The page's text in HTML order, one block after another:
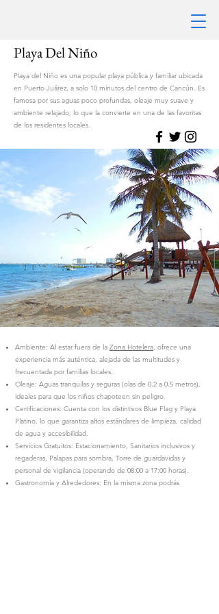
Playa Del Niño
Playa del Niño es una popular playa pública y familiar ubicada
en Puerto Juárez, a solo 10 minutos del centro de Cancún. Es
famosa por sus aguas poco profundas, oleaje muy suave y
ambiente relajado, lo que la convierte en una de las favoritas
de los residentes locales.
Ambiente: Al estar fuera de la Zona Hotelera, ofrece una
experiencia más auténtica, alejada de las multitudes y
frecuentada por familias locales.
Oleaje: Aguas tranquilas y seguras (olas de 0.2 a 0.5 metros),
ideales para que los niños chapoteen sin peligro.
Certificaciones: Cuenta con los distintivos Blue Flag y Playa
Platino, lo que garantiza altos estándares de limpieza, calidad
de agua y accesibilidad.
Servicios Gratuitos: Estacionamiento, Sanitarios inclusivos y
regaderas, Palapas para sombra, Torre de guardavidas y
personal de vigilancia (operando de 08:00 a 17:00 horas).
Gastronomía y Alrededores: En la misma zona podrás